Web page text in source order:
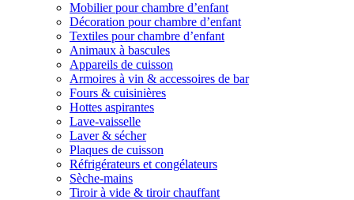
Mobilier pour chambre d’enfant
Décoration pour chambre d’enfant
Textiles pour chambre d’enfant
Animaux à bascules
Appareils de cuisson
Armoires à vin & accessoires de bar
Fours & cuisinières
Hottes aspirantes
Lave-vaisselle
Laver & sécher
Plaques de cuisson
Réfrigérateurs et congélateurs
Sèche-mains
Tiroir à vide & tiroir chauffant